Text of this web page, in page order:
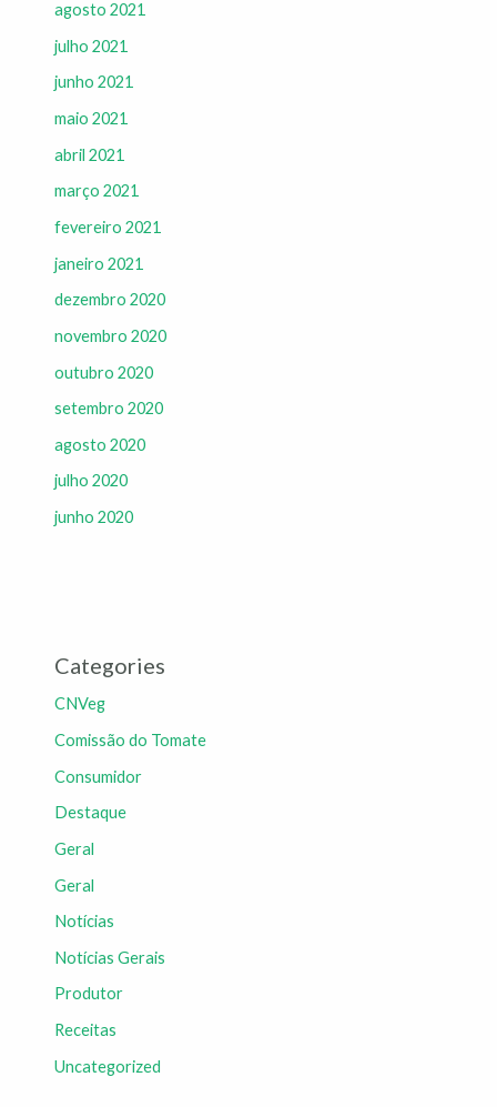
agosto 2021
julho 2021
junho 2021
maio 2021
abril 2021
março 2021
fevereiro 2021
janeiro 2021
dezembro 2020
novembro 2020
outubro 2020
setembro 2020
agosto 2020
julho 2020
junho 2020
Categories
CNVeg
Comissão do Tomate
Consumidor
Destaque
Geral
Geral
Notícias
Notícias Gerais
Produtor
Receitas
Uncategorized